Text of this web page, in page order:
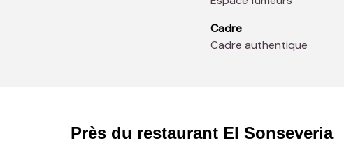
Cadre
Cadre authentique
Près du restaurant El Sonseveria